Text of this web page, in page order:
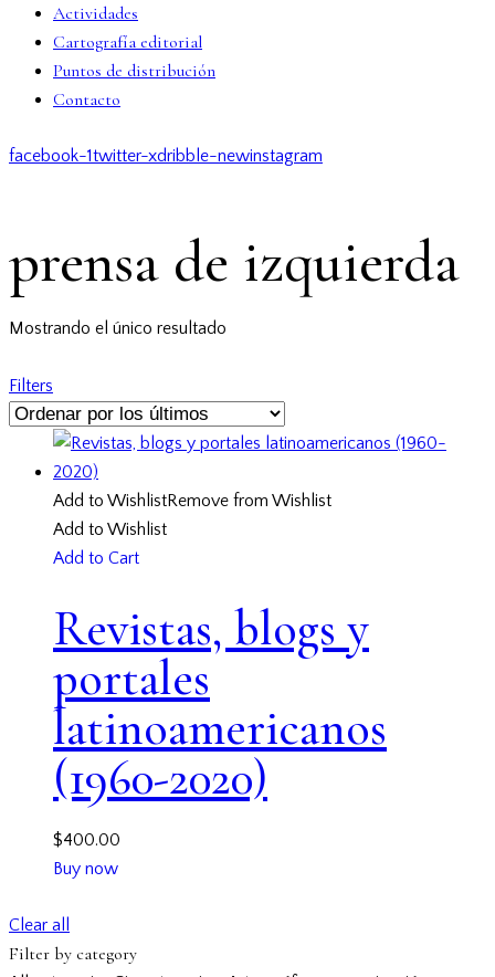
Actividades
Cartografía editorial
Puntos de distribución
Contacto
facebook-1twitter-xdribble-newinstagram
prensa de izquierda
Mostrando el único resultado
Filters
Add to WishlistRemove from Wishlist
Add to Wishlist
Add to Cart
Revistas, blogs y
portales
latinoamericanos
(1960-2020)
$400.00
Buy now
Clear all
Filter by category